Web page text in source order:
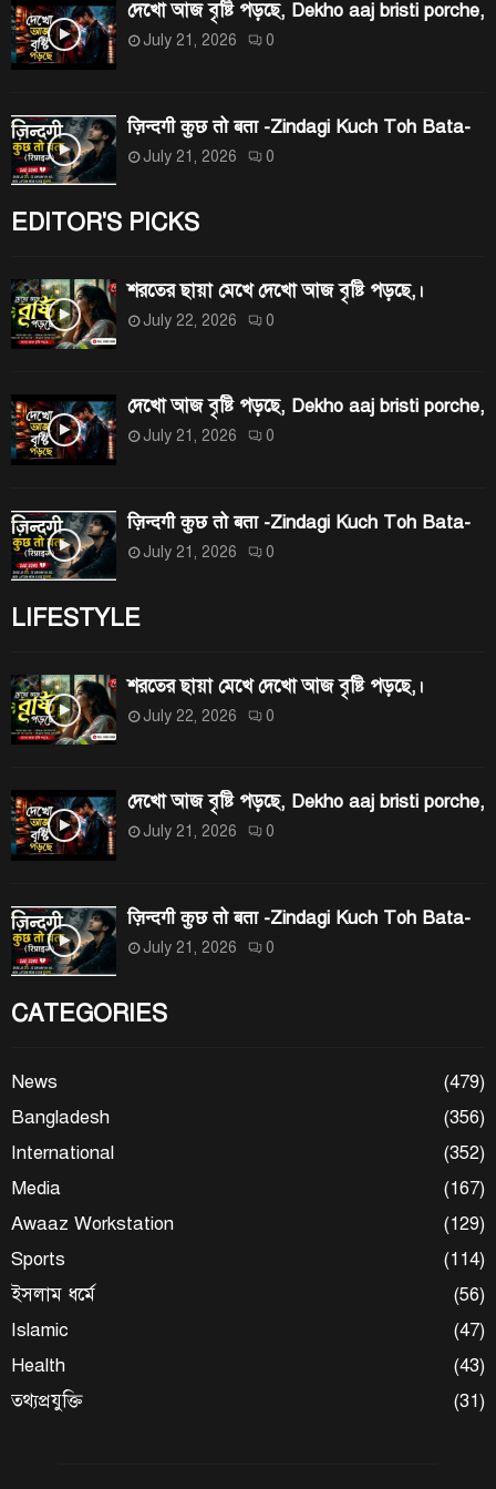
দেখো আজ বৃষ্টি পড়ছে, Dekho aaj bristi porche,
July 21, 2026 0
ज़िन्दगी कुछ तो बता -Zindagi Kuch Toh Bata-
July 21, 2026 0
EDITOR'S PICKS
শরতের ছায়া মেখে দেখো আজ বৃষ্টি পড়ছে,।
July 22, 2026 0
দেখো আজ বৃষ্টি পড়ছে, Dekho aaj bristi porche,
July 21, 2026 0
ज़िन्दगी कुछ तो बता -Zindagi Kuch Toh Bata-
July 21, 2026 0
LIFESTYLE
শরতের ছায়া মেখে দেখো আজ বৃষ্টি পড়ছে,।
July 22, 2026 0
দেখো আজ বৃষ্টি পড়ছে, Dekho aaj bristi porche,
July 21, 2026 0
ज़िन्दगी कुछ तो बता -Zindagi Kuch Toh Bata-
July 21, 2026 0
CATEGORIES
News
(479)
Bangladesh
(356)
International
(352)
Media
(167)
Awaaz Workstation
(129)
Sports
(114)
ইসলাম ধর্মে
(56)
Islamic
(47)
Health
(43)
তথ্যপ্রযুক্তি
(31)